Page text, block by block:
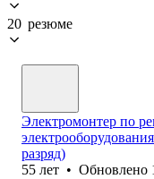
20 резюме
Электромонтер по
разряд)
55 лет • Обновлено